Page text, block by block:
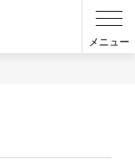
メニュー